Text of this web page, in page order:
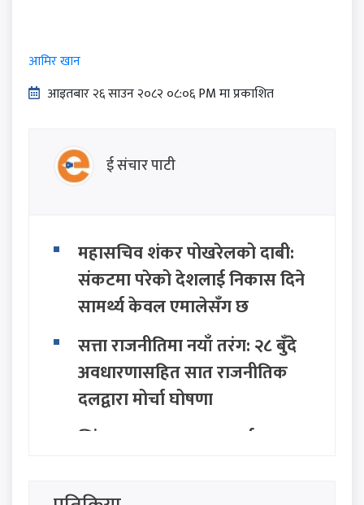
आमिर खान
आइतबार​ २६ साउन २०८२ ०८:०६ PM मा प्रकाशित
ई संचार पाटी
महासचिव शंकर पोखरेलको दाबी:
संकटमा परेको देशलाई निकास दिने
सामर्थ्य केवल एमालेसँग छ
सत्ता राजनीतिमा नयाँ तरंग: २८ बुँदे
अवधारणासहित सात राजनीतिक
दलद्वारा मोर्चा घोषणा
सिंहदरबार र बालुवाटारलाई रास्वपा
"जनताको धैर्य टुटेको दिन यी ठाउँ